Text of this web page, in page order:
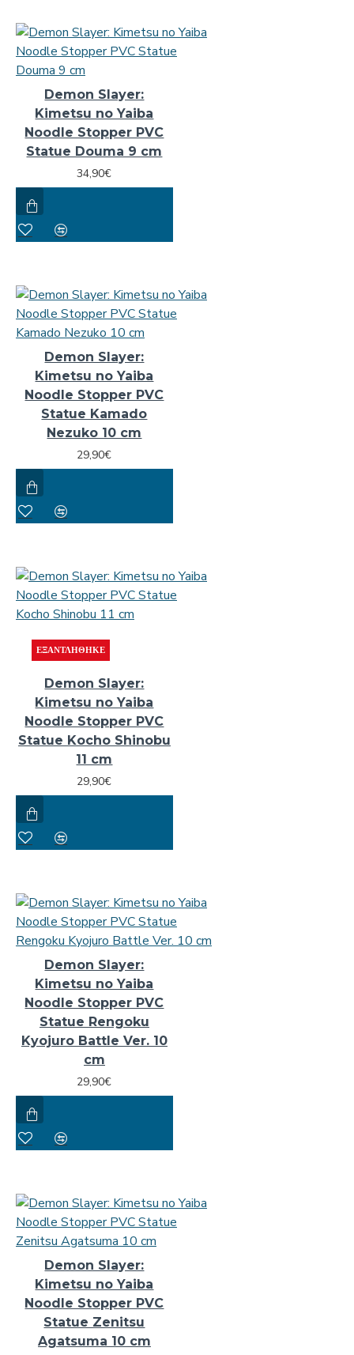
Demon Slayer:
Kimetsu no Yaiba
Noodle Stopper PVC
Statue Douma 9 cm
34,90€
Demon Slayer:
Kimetsu no Yaiba
Noodle Stopper PVC
Statue Kamado
Nezuko 10 cm
29,90€
ΕΞΑΝΤΛΉΘΗΚΕ
Demon Slayer:
Kimetsu no Yaiba
Noodle Stopper PVC
Statue Kocho Shinobu
11 cm
29,90€
Demon Slayer:
Kimetsu no Yaiba
Noodle Stopper PVC
Statue Rengoku
Kyojuro Battle Ver. 10
cm
29,90€
Demon Slayer:
Kimetsu no Yaiba
Noodle Stopper PVC
Statue Zenitsu
Agatsuma 10 cm